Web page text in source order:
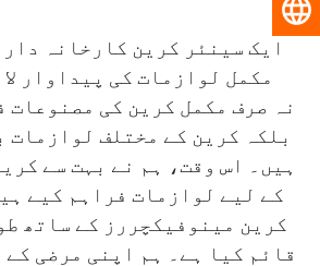
ایک سینئر کرین کارخانہ
مکمل لوازمات کی پیداوار
نہ صرف مکمل کرین کی مصنوعات
بلکہ کرین کے مختلف لوازمات
ہیں۔ اس وقت، ہم نے بہت سے
کے لیے لوازمات فراہم کیے
کرین مینوفیکچررز کے ساتھ
قائم کیا ہے۔ ہم اپنی مرضی
اردو